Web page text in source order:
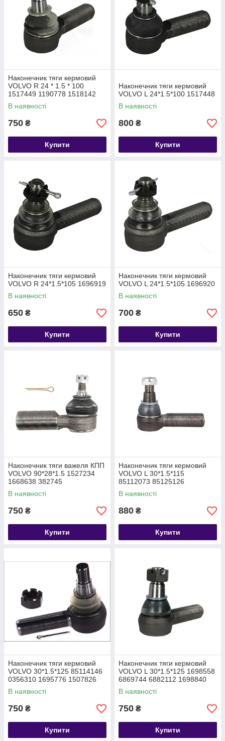
Наконечник тяги кермовий
VOLVO R 24 * 1.5 * 100
1517449 1190778 1518142
В наявності
750 ₴
Купити
Наконечник тяги кермовий
VOLVO L 24*1.5*100 1517448
В наявності
800 ₴
Купити
Наконечник тяги кермовий
VOLVO R 24*1.5*105 1696919
В наявності
650 ₴
Купити
Наконечник тяги кермовий
VOLVO L 24*1.5*105 1696920
В наявності
700 ₴
Купити
Наконечник тяги важеля КПП
VOLVO 90*28*1.5 1527234
1668638 382745
В наявності
750 ₴
Купити
Наконечник тяги кермовий
VOLVO L 30*1.5*115
85112073 85125126
В наявності
880 ₴
Купити
Наконечник тяги кермовий
VOLVO 30*1.5*125 85114146
0356310 1695776 1507826
1698557 7695585 6882111
6889480
В наявності
750 ₴
Купити
Наконечник тяги кермовий
VOLVO L 30*1.5*125 1698558
6869744 6882112 1698840
85114147 3092795
В наявності
750 ₴
Купити